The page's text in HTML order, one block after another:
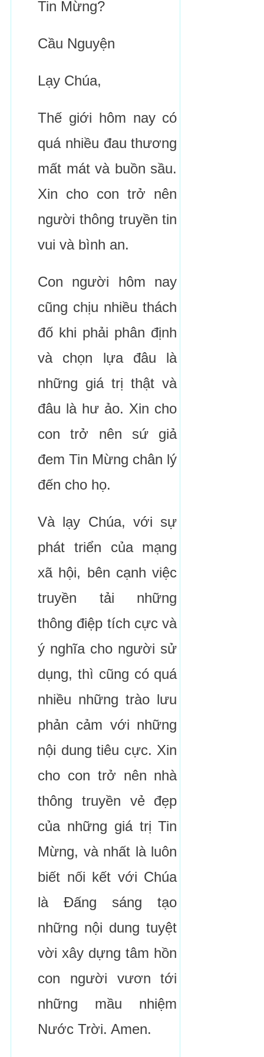
Tin Mừng?
Cầu Nguyện
Lạy Chúa,
Thế giới hôm nay có
quá nhiều đau thương
mất mát và buồn sầu.
Xin cho con trở nên
người thông truyền tin
vui và bình an.
Con người hôm nay
cũng chịu nhiều thách
đố khi phải phân định
và chọn lựa đâu là
những giá trị thật và
đâu là hư ảo. Xin cho
con trở nên sứ giả
đem Tin Mừng chân lý
đến cho họ.
Và lạy Chúa, với sự
phát triển của mạng
xã hội, bên cạnh việc
truyền tải những
thông điệp tích cực và
ý nghĩa cho người sử
dụng, thì cũng có quá
nhiều những trào lưu
phản cảm với những
nội dung tiêu cực. Xin
cho con trở nên nhà
thông truyền vẻ đẹp
của những giá trị Tin
Mừng, và nhất là luôn
biết nối kết với Chúa
là Đấng sáng tạo
những nội dung tuyệt
vời xây dựng tâm hồn
con người vươn tới
những mầu nhiệm
Nước Trời. Amen.